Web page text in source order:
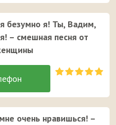
безумно я! Ты, Вадим,
– смешная песня от
очень нравишься! –